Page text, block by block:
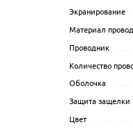
Экранирование
Материал
Проводник
Количество
Оболочка
Защита защелки
Цвет